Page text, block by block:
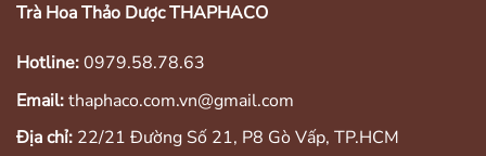
Trà Hoa Thảo Dược THAPHACO
Hotline:0979.58.78.63
Email:thaphaco.com.vn@gmail.com
Địa chỉ: 22/21 Đường Số 21, P8 Gò Vấp, TP.HCM